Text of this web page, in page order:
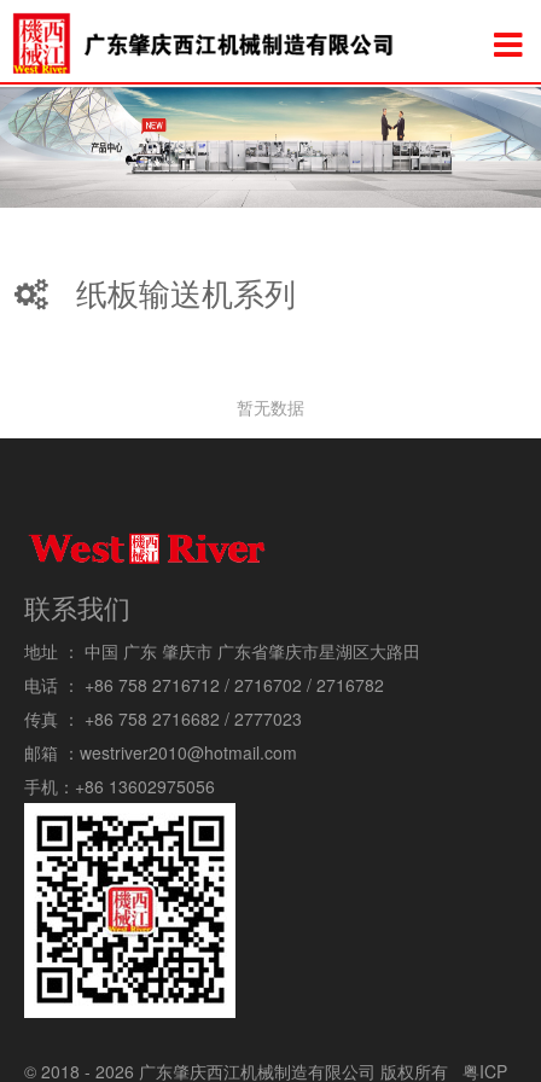
纸板输送机系列
暂无数据
联系我们
地址 ： 中国 广东 肇庆市 广东省肇庆市星湖区大路田
电话 ： +86 758 2716712 / 2716702 / 2716782
传真 ： +86 758 2716682 / 2777023
邮箱 ： westriver2010@hotmail.com
手机： +86 13602975056
© 2018 - 2026 广东肇庆西江机械制造有限公司 版权所有 粤ICP